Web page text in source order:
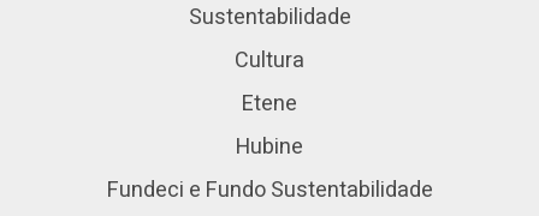
Sustentabilidade
Cultura
Etene
Hubine
Fundeci e Fundo Sustentabilidade